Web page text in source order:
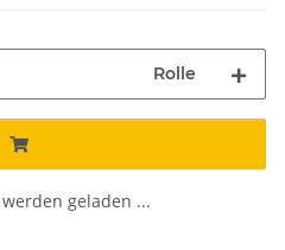
Rolle
geladen ...